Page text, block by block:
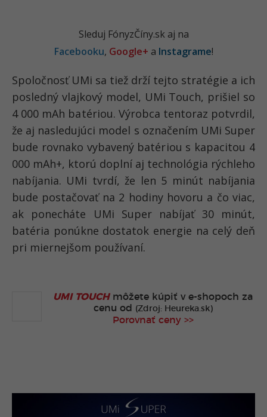
Sleduj FónyzČíny.sk aj na
Facebooku, Google+ a Instagrame!
Spoločnosť UMi sa tiež drží tejto stratégie a ich
posledný vlajkový model, UMi Touch, prišiel so
4 000 mAh batériou. Výrobca tentoraz potvrdil,
že aj nasledujúci model s označením UMi Super
bude rovnako vybavený batériou s kapacitou 4
000 mAh+, ktorú doplní aj technológia rýchleho
nabíjania. UMi tvrdí, že len 5 minút nabíjania
bude postačovať na 2 hodiny hovoru a čo viac,
ak ponecháte UMi Super nabíjať 30 minút,
batéria ponúkne dostatok energie na celý deň
pri miernejšom používaní.
UMI TOUCHmôžete kúpiť v e-shopoch za
cenu od
(Zdroj: Heureka.sk)
Porovnať ceny >>